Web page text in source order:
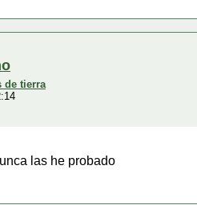
de tierra
las he probado